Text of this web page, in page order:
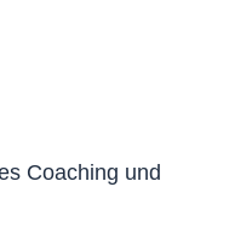
Coaching und